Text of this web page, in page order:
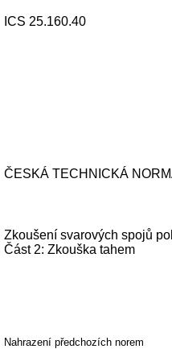
ICS 25.160.40
ČESKÁ TECHNICKÁ
Zkoušení svarových spojů
Část 2: Zkouška tahem
Nahrazení předchozích norem